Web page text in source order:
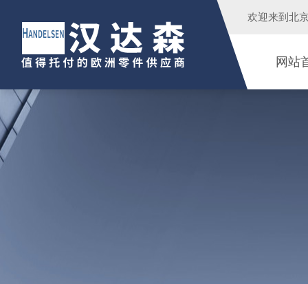
欢迎来到 北
网站